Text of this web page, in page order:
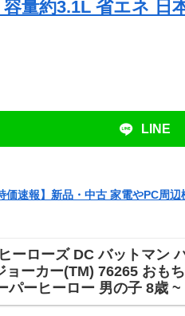
量約3.1L 省エネ 日
LINE
価速報】新品・中古 家電やPC周
ーローズ DC バットマン
ーカー(TM) 76265 おも
パーヒーロー 男の子 8歳 ~